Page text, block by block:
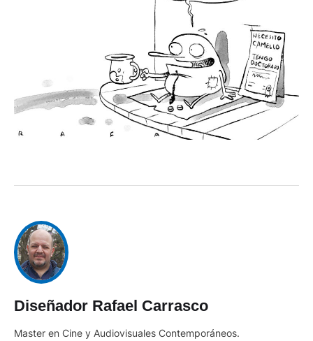
Diseñador Rafael Carrasco
Master en Cine y Audiovisuales Contemporáneos.